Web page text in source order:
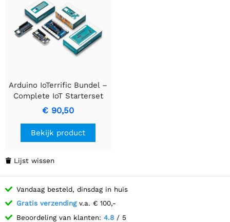
Arduino IoTerrific Bundel –
Complete IoT Starterset
met WiFi, Geheugen &
Grove
€ 90,50
Bekijk product
 Lijst wissen
Vandaag besteld, dinsdag in huis
Gratis verzendingv.a. € 100,-
Beoordeling van klanten: 4.8 / 5